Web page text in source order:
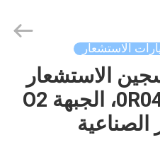
الاستشعار
الاستشعار
العادم 89467-0R040، الجبهة O2
الصناعية